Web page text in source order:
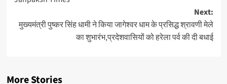
Next:
मुख्यमंत्री पुष्कर सिंह धामी ने किया जागेश्वर धाम के प्रसिद्ध श्रावणी मेले
का शुभारंभ,प्रदेशवासियों को हरेला पर्व की दी बधाई
More Stories